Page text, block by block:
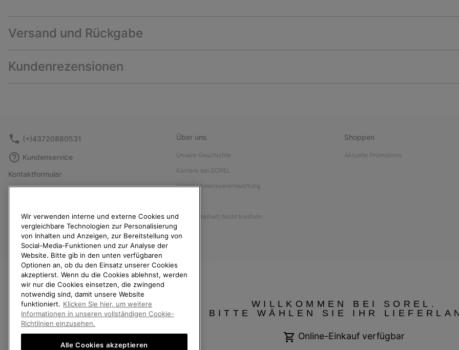
Versand und Rückgabe
Kundenrezensionen
(+)43720880531
Kundenservice
Kontaktformular
Größentabelle
Rücksendungen
Vom Kaufvertrag zurücktreten
Bestellstatus
Versand
Zahlung
Häufig gestellte Fragen
Über uns
Unsere Geschichte
Karriere bei SOREL
Unternehmensverantwortung
Barrierefreiheit: Nicht konform
Shoppen
Aktuelle Promotions
WILLKOMMEN BEI SOREL.
BITTE WÄHLEN SIE IHR
Online-Einkauf verfügbar
Wir verwenden interne und externe Cookies und
vergleichbare Technologien zur Personalisierung
von Inhalten und Anzeigen, zur Bereitstellung von
Social-Media-Funktionen und zur Analyse der
Website. Bitte gib in den unten verfügbaren
Optionen an, ob du den Einsatz unserer Cookies
akzeptierst. Wenn du die Cookies ablehnst, werden
wir nur die Cookies einsetzen, die zwingend
notwendig sind, damit unsere Website
funktioniert. Klicken Sie hier, um weitere
Informationen in unseren vollständigen Cookie-
Richtlinien einzusehen.
Alle Cookies akzeptieren